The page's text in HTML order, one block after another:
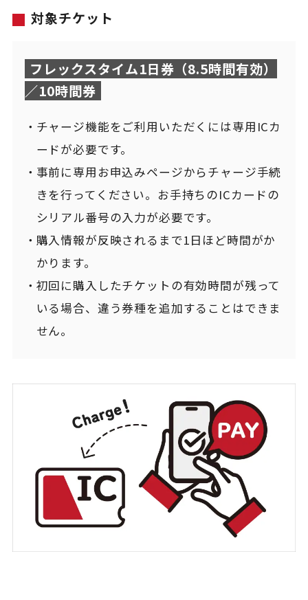
対象チケット
フレックスタイム1日券（8.5時間有効）
／10時間券
チャージ機能をご利用いただくには専用ICカ
ードが必要です。
事前に専用お申込みページからチャージ手続
きを行ってください。お手持ちのICカードの
シリアル番号の入力が必要です。
購入情報が反映されるまで1日ほど時間がか
かります。
初回に購入したチケットの有効時間が残って
いる場合、違う券種を追加することはできま
せん。